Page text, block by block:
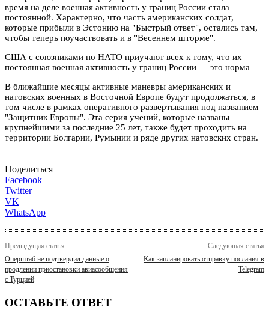
время на деле военная активность у границ России стала
постоянной. Характерно, что часть американских солдат,
которые прибыли в Эстонию на "Быстрый ответ", остались там,
чтобы теперь поучаствовать и в "Весеннем шторме".
США с союзниками по НАТО приучают всех к тому, что их
постоянная военная активность у границ России — это норма
В ближайшие месяцы активные маневры американских и
натовских военных в Восточной Европе будут продолжаться, в
том числе в рамках оперативного развертывания под названием
"Защитник Европы". Эта серия учений, которые названы
крупнейшими за последние 25 лет, также будет проходить на
территории Болгарии, Румынии и ряде других натовских стран.
Поделиться
Facebook
Twitter
VK
WhatsApp
Предыдущая статья
Оперштаб не подтвердил данные о
продлении приостановки авиасообщения
с Турцией
Следующая статья
Как запланировать отправку послания в
Telegram
ОСТАВЬТЕ ОТВЕТ